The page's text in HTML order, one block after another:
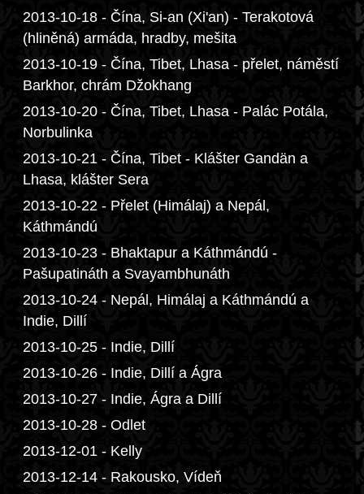
2013-10-18 - Čína, Si-an (Xi'an) - Terakotová
(hliněná) armáda, hradby, mešita
2013-10-19 - Čína, Tibet, Lhasa - přelet, náměstí
Barkhor, chrám Džokhang
2013-10-20 - Čína, Tibet, Lhasa - Palác Potála,
Norbulinka
2013-10-21 - Čína, Tibet - Klášter Gandän a
Lhasa, klášter Sera
2013-10-22 - Přelet (Himálaj) a Nepál,
Káthmándú
2013-10-23 - Bhaktapur a Káthmándú -
Pašupatináth a Svayambhunáth
2013-10-24 - Nepál, Himálaj a Káthmándú a
Indie, Dillí
2013-10-25 - Indie, Dillí
2013-10-26 - Indie, Dillí a Ágra
2013-10-27 - Indie, Ágra a Dillí
2013-10-28 - Odlet
2013-12-01 - Kelly
2013-12-14 - Rakousko, Vídeň